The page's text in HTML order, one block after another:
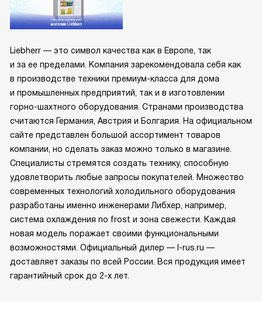
Liebherr — это символ качества как в Европе, так
и за ее пределами. Компания зарекомендовала себя как
в производстве техники премиум-класса для дома
и промышленных предприятий, так и в изготовлении
горно-шахтного оборудования. Странами производства
считаются Германия, Австрия и Болгария. На официальном
сайте представлен большой ассортимент товаров
компании, но сделать заказ можно только в магазине.
Специалисты стремятся создать технику, способную
удовлетворить любые запросы покупателей. Множество
современных технологий холодильного оборудования
разработаны именно инженерами Либхер, например,
система охлаждения no frost и зона свежести. Каждая
новая модель поражает своими функциональными
возможностями. Официальный дилер — l-rus.ru —
доставляет заказы по всей России. Вся продукция имеет
гарантийный срок до 2-х лет.